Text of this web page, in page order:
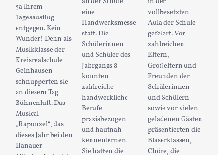
5a ihrem
Tagesausflug
entgegen. Kein
Wunder! Denn als
Musikklasse der
Kreisrealschule
Gelnhausen
schnupperten sie
an diesem Tag
Bühnenluft. Das
Musical
„Rapunzel“, das
dieses Jahr bei den
Hanauer
eine
Handwerksmesse
statt. Die
Schülerinnen
und Schüler des
Jahrgangs 8
konnten
zahlreiche
handwerkliche
Berufe
praxisbezogen
und hautnah
kennenlernen.
Sie hatten die
vollbesetzten
Aula der Schule
gefeiert. Vor
zahlreichen
Eltern,
Großeltern und
Freunden der
Schülerinnen
und Schülern
sowie vor vielen
geladenen Gästen
präsentierten die
Bläserklassen,
Chöre, die